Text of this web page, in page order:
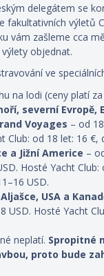
delegátem se
fakultativních výletů
vám zašleme cca
objednat.
ve
na lodi (ceny platí
severní Evropě,
Voyages – od
Club: od 18 let: 16 €,
a Jižní Americe –
Hosté Yacht Club:
USD.
USA a
USD. Hosté Yacht
neplatí. Spropitné
proto bude